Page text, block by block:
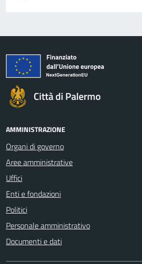
Città di Palermo
AMMINISTRAZIONE
Organi di governo
Aree amministrative
Uffici
Enti e fondazioni
Politici
Personale amministrativo
Documenti e dati